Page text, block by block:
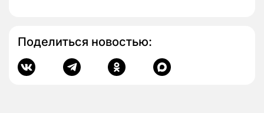
Поделиться новостью: